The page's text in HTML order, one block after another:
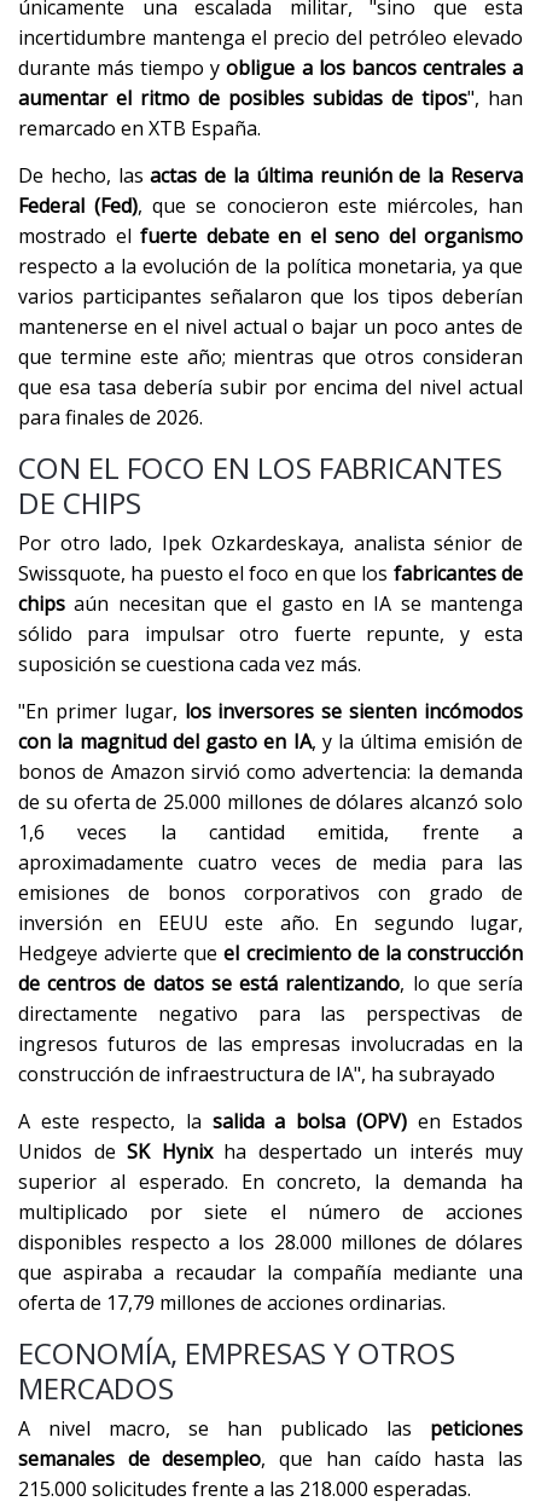
únicamente una escalada militar, "sino que esta
incertidumbre mantenga el precio del petróleo elevado
durante más tiempo yobligue a los bancos centrales a
aumentar el ritmo de posibles subidas de tipos", han
remarcado en XTB España.
De hecho, lasactas de la última reunión de la Reserva
Federal (Fed), que se conocieron este miércoles, han
mostrado el fuerte debate en el seno del organismo
respecto a la evolución de la política monetaria, ya que
varios participantes señalaron que los tipos deberían
mantenerse en el nivel actual o bajar un poco antes de
que termine este año; mientras que otros consideran
que esa tasa debería subir por encima del nivel actual
para finales de 2026.
CON EL FOCO EN LOS FABRICANTES
DE CHIPS
Por otro lado, Ipek Ozkardeskaya, analista sénior de
Swissquote, ha puesto el foco en que los fabricantes de
chips aún necesitan que el gasto en IA se mantenga
sólido para impulsar otro fuerte repunte, y esta
suposición se cuestiona cada vez más.
"En primer lugar, los inversores se sienten incómodos
con la magnitud del gasto en IA, y la última emisión de
bonos de Amazon sirvió como advertencia: la demanda
de su oferta de 25.000 millones de dólares alcanzó solo
1,6 veces la cantidad emitida, frente a
aproximadamente cuatro veces de media para las
emisiones de bonos corporativos con grado de
inversión en EEUU este año. En segundo lugar,
Hedgeye advierte queel crecimiento de la construcción
de centros de datos se está ralentizando, lo que sería
directamente negativo para las perspectivas de
ingresos futuros de las empresas involucradas en la
construcción de infraestructura de IA", ha subrayado
A este respecto, la salida a bolsa (OPV) en Estados
Unidos de SK Hynixha despertado un interés muy
superior al esperado. En concreto, la demanda ha
multiplicado por siete el número de acciones
disponibles respecto a los 28.000 millones de dólares
que aspiraba a recaudar la compañía mediante una
oferta de 17,79 millones de acciones ordinarias.
ECONOMÍA, EMPRESAS Y OTROS
MERCADOS
A nivel macro, se han publicado las peticiones
semanales de desempleo, que han caído hasta las
215.000 solicitudes frente a las 218.000 esperadas.